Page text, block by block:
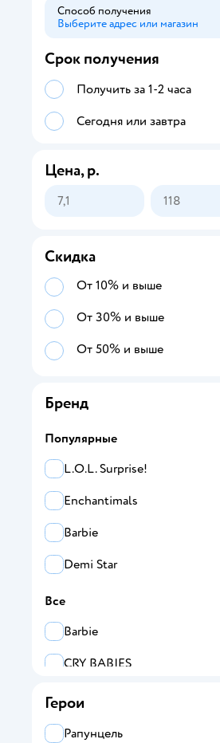
Способ получения
Выберите адрес или магазин
Способ
Срок получения
Получить за 1-2 часа
Сегодня или завтра
Цена, р.
Скидка
От 10% и выше
От 30% и выше
От 50% и выше
Бренд
Популярные
L.O.L. Surprise!
Enchantimals
Barbie
Demi Star
Все
Barbie
CRY BABIES
Disney Princess
Герои
Рапунцель